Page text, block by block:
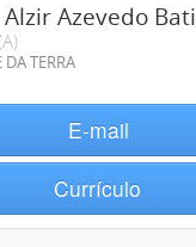
Alzir Azevedo
DA TERRA
E-mail
Currículo